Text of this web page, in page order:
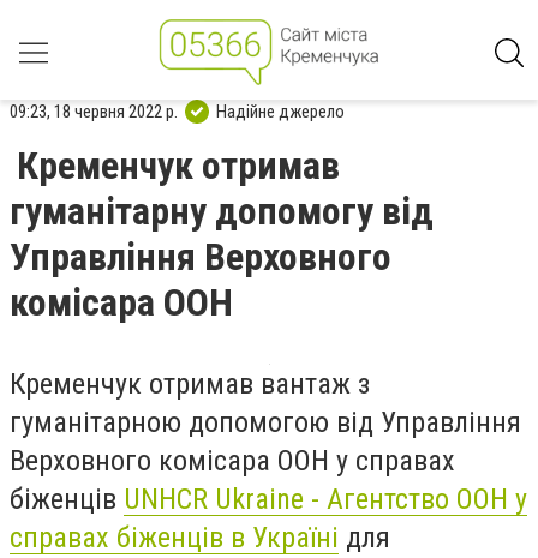
09:23, 18 червня 2022 р. Надійне джерело
Кременчук отримав
гуманітарну допомогу від
Управління Верховного
комісара ООН
Кременчук отримав вантаж з
гуманітарною допомогою від Управління
Верховного комісара ООН у справах
біженців UNHCR Ukraine - Aгентство ООН у
справах біженців в Україні для